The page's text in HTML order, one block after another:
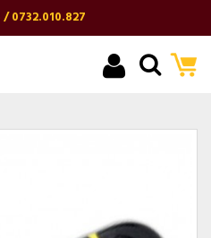
0732.010.827